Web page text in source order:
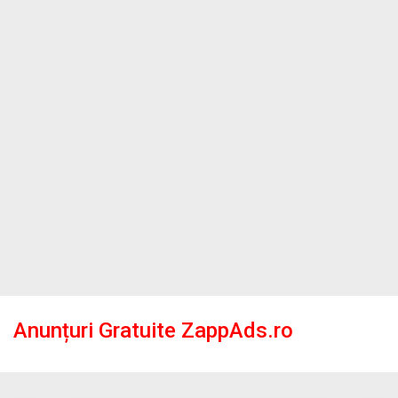
Anunțuri Gratuite ZappAds.ro